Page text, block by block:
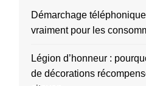
Démarchage
vraiment pour les
Légion d’honneur :
de décorations